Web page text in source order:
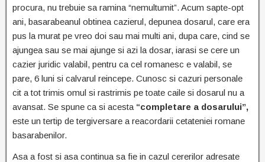
procura, nu trebuie sa ramina “nemultumit”. Acum sapte-opt
ani, basarabeanul obtinea cazierul, depunea dosarul, care era
pus la murat pe vreo doi sau mai multi ani, dupa care, cind se
ajungea sau se mai ajunge si azi la dosar, iarasi se cere un
cazier juridic valabil, pentru ca cel romanesc e valabil, se
pare, 6 luni si calvarul reincepe. Cunosc si cazuri personale
cit a tot trimis omul si rastrimis pe toate caile si dosarul nu a
avansat. Se spune ca si acesta “completare a dosarului”,
este un tertip de tergiversare a reacordarii cetateniei romane
basarabenilor.
Asa a fost si asa continua sa fie in cazul cererilor adresate